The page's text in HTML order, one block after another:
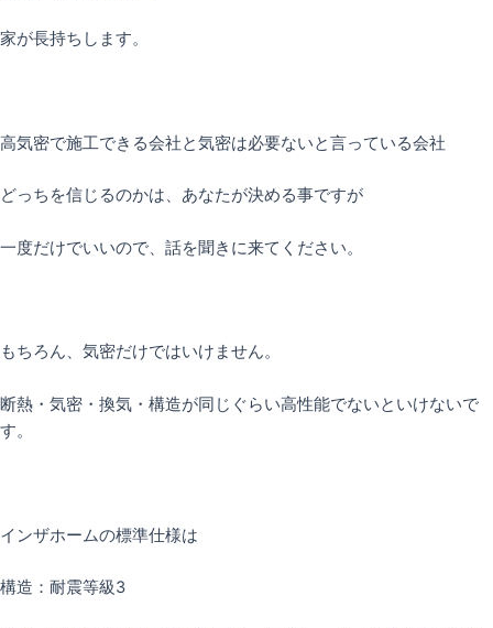
家が長持ちします。
高気密で施工できる会社と気密は必要ないと言っている会社
どっちを信じるのかは、あなたが決める事ですが
一度だけでいいので、話を聞きに来てください。
もちろん、気密だけではいけません。
断熱・気密・換気・構造が同じぐらい高性能でないといけないで
す。
インザホームの標準仕様は
構造：耐震等級3